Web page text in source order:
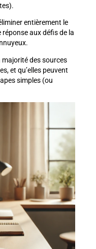
entièrement le
aux défis de la
majorité des sources
et qu’elles peuvent
simples (ou